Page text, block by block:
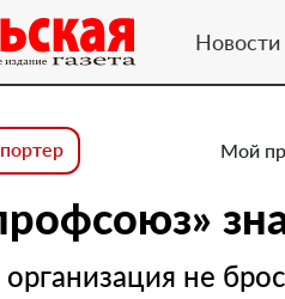
Новости
Мой
не